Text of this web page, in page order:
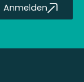
Anmelden